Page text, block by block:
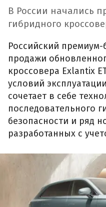
В России начались
гибридного
Российский премиум-
продажи
кроссовера Exlantix
условий
сочетает в себе
последовательного
безопасности и ряд
разработанных с